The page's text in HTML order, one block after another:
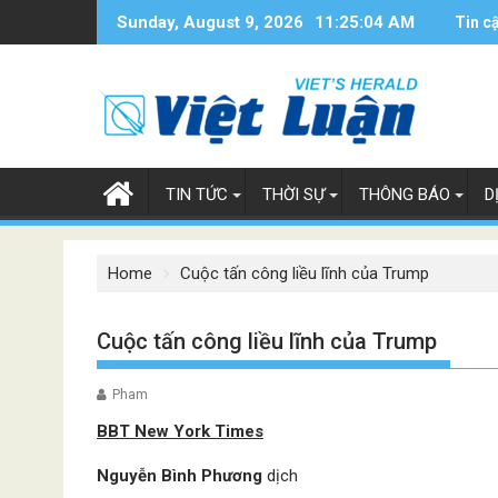
Sunday, August 9, 2026 11:25:05 AM Tin
TIN TỨC THỜI SỰ THÔNG BÁO
Home Cuộc tấn công liều lĩnh của Trump
Cuộc tấn công liều lĩnh của Trump
Pham
BBT New York Times
Nguyễn Bình Phương dịch